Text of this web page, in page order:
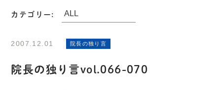
カテゴリー:
2007.12.01 院長の独り言
院長の独り言vol.066-070